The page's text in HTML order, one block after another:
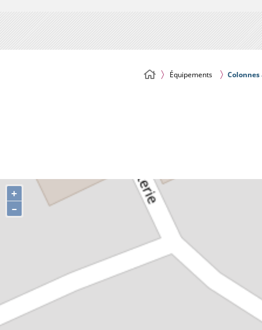
Équipements Colonnes
+
–